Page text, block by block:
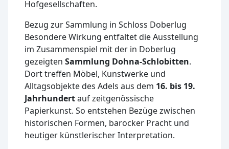
Hofgesellschaften.
Bezug zur Sammlung in Schloss Doberlug
Besondere Wirkung entfaltet die Ausstellung
im Zusammenspiel mit der in Doberlug
gezeigten Sammlung Dohna-Schlobitten.
Dort treffen Möbel, Kunstwerke und
Alltagsobjekte des Adels aus dem 16. bis 19.
Jahrhundertauf zeitgenössische
Papierkunst. So entstehen Bezüge zwischen
historischen Formen, barocker Pracht und
heutiger künstlerischer Interpretation.